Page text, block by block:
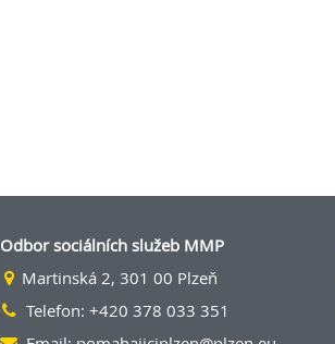
Odbor sociálních služeb MMP
Martinská 2, 301 00 Plzeň
Telefon: +420 378 033 351